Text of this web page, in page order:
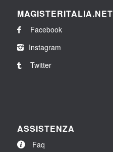
MAGISTERITALIA.NET
Facebook
Instagram
Twitter
ASSISTENZA
Faq